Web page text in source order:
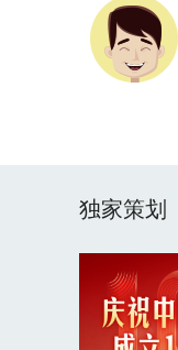
独家策划